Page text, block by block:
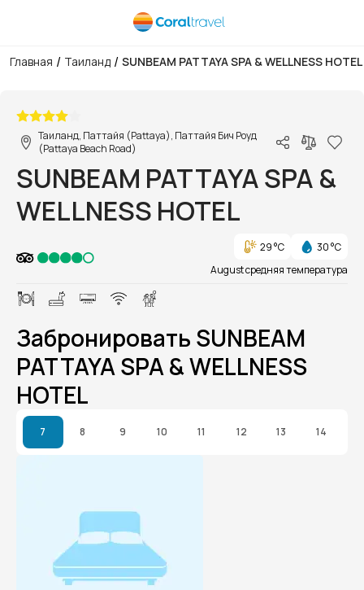
Главная / Таиланд / SUNBEAM PATTAYA SPA & WELLNESS HOTEL
Таиланд, Паттайя (Pattaya), Паттайя Бич Роуд
(Pattaya Beach Road)
SUNBEAM PATTAYA SPA &
WELLNESS HOTEL
29 °C
30 °C
August средняя температура
Забронировать SUNBEAM
PATTAYA SPA & WELLNESS
HOTEL
7 8 9 10 11 12 13 14